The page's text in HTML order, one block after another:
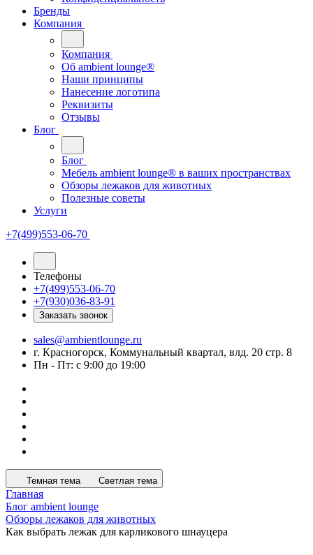
Бренды
Компания
Компания
Oб ambient lounge®
Наши принципы
Нанесение логотипа
Реквизиты
Отзывы
Блог
Блог
Мебель ambient lounge® в ваших пространствах
Обзоры лежаков для животных
Полезные советы
Услуги
+7(499)553-06-70
Телефоны
+7(499)553-06-70
+7(930)036-83-91
Заказать звонок
sales@ambientlounge.ru
г. Красногорск, Коммунальный квартал, влд. 20 стр. 8
Пн - Пт: с 9:00 до 19:00
Темная тема Светлая тема
Главная
Блог ambient lounge
Обзоры лежаков для животных
Как выбрать лежак для карликового шнауцера